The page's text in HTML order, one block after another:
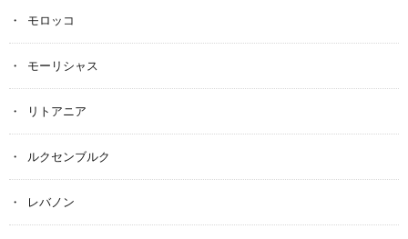
モロッコ
モーリシャス
リトアニア
ルクセンブルク
レバノン